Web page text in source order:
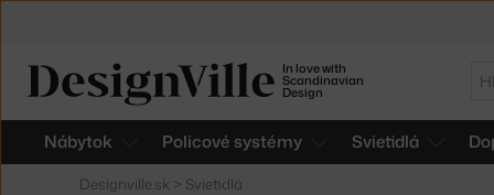
In love with
Scandinavian
Design
Nábytok Policové systémy Svietidlá
Designville.sk > Svietidlá